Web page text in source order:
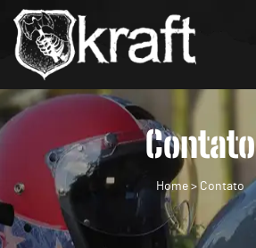
Contato
Home> Contato